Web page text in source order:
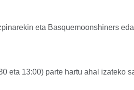
eta Basquemoonshiners
eta 13:00) parte hartu ahal izateko